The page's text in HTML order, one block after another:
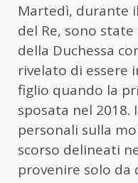
Martedì, durante
del Re, sono
della Duchessa
rivelato di essere
figlio quando la
sposata nel
personali sulla
scorso delineati
provenire solo da